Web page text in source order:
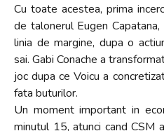
Cu toate acestea, prima
de talonerul Eugen
linia de margine, dupa o
sai. Gabi Conache a
joc dupa ce Voicu a
fata buturilor.
Un moment important in
minutul 15, atunci cand CSM